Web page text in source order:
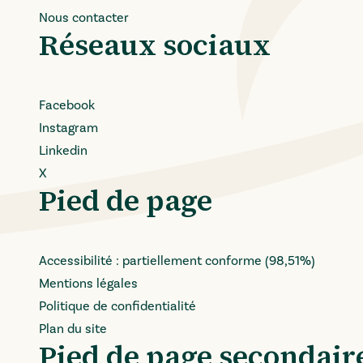
Nous contacter
Réseaux sociaux
Facebook
Instagram
Linkedin
X
Pied de page
Accessibilité : partiellement conforme (98,51%)
Mentions légales
Politique de confidentialité
Plan du site